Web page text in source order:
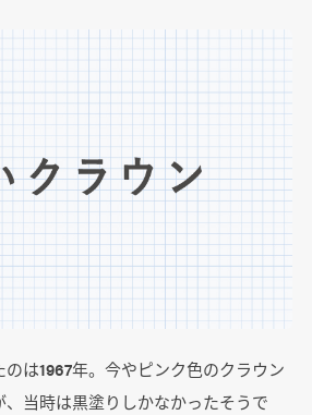
は1967年。今やピンク色のクラウン
当時は黒塗りしかなかったそうで